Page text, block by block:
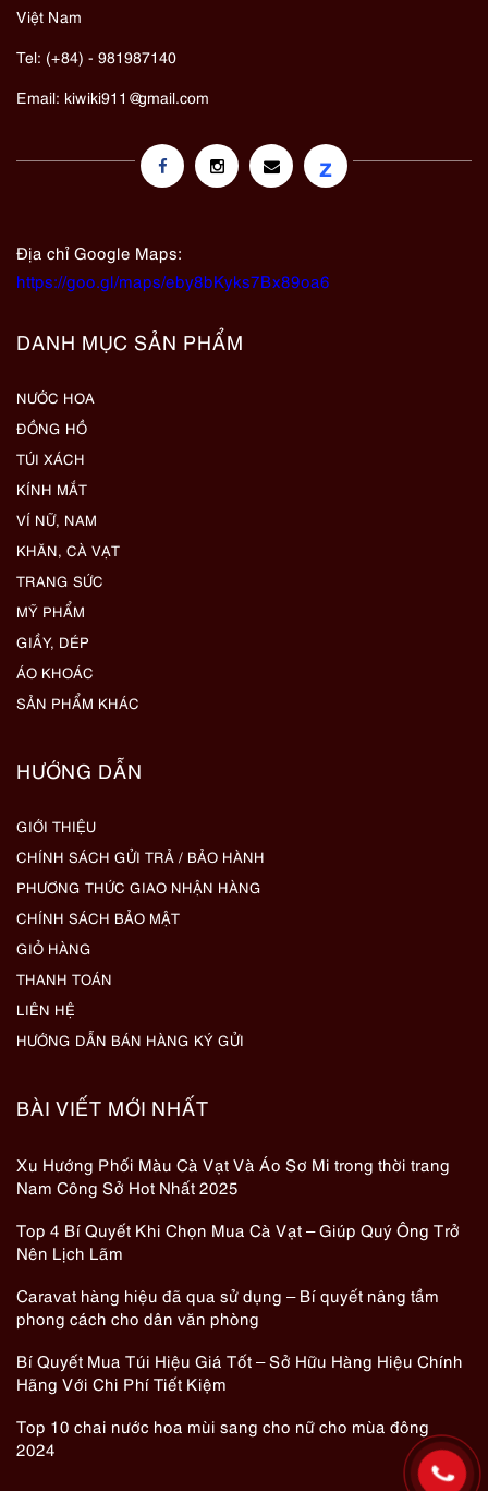
Việt Nam
Tel: (+84) - 981987140
Email: kiwiki911@gmail.com
z
Địa chỉ Google Maps:
https://goo.gl/maps/eby8bKyks7Bx89oa6
DANH MỤC SẢN PHẨM
NƯỚC HOA
ĐỒNG HỒ
TÚI XÁCH
KÍNH MẮT
VÍ NỮ, NAM
KHĂN, CÀ VẠT
TRANG SỨC
MỸ PHẨM
GIẦY, DÉP
ÁO KHOÁC
SẢN PHẨM KHÁC
HƯỚNG DẪN
GIỚI THIỆU
CHÍNH SÁCH GỬI TRẢ / BẢO HÀNH
PHƯƠNG THỨC GIAO NHẬN HÀNG
CHÍNH SÁCH BẢO MẬT
GIỎ HÀNG
THANH TOÁN
LIÊN HỆ
HƯỚNG DẪN BÁN HÀNG KÝ GỬI
BÀI VIẾT MỚI NHẤT
Xu Hướng Phối Màu Cà Vạt Và Áo Sơ Mi trong thời trang
Nam Công Sở Hot Nhất 2025
Top 4 Bí Quyết Khi Chọn Mua Cà Vạt – Giúp Quý Ông Trở
Nên Lịch Lãm
Caravat hàng hiệu đã qua sử dụng – Bí quyết nâng tầm
phong cách cho dân văn phòng
Bí Quyết Mua Túi Hiệu Giá Tốt – Sở Hữu Hàng Hiệu Chính
Hãng Với Chi Phí Tiết Kiệm
Top 10 chai nước hoa mùi sang cho nữ cho mùa đông
2024